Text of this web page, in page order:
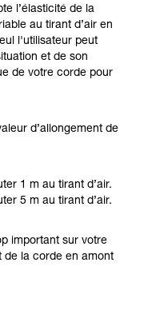
l’élasticité de la
au tirant d’air en
l'utilisateur peut
et de son
de votre corde pour
d’allongement de
1 m au tirant d’air.
5 m au tirant d’air.
important sur votre
de la corde en amont